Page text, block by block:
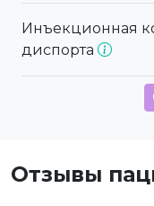
Инъекционная
диспорта
Отзывы